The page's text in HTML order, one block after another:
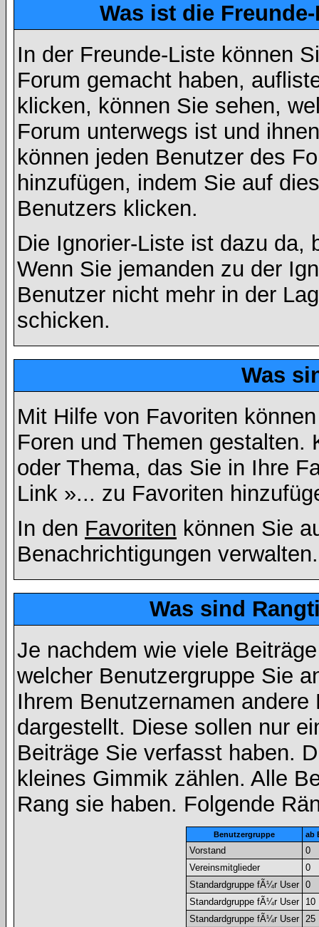
Was ist die
In der Freunde-Liste können
Forum gemacht haben,
klicken, können Sie sehen,
Forum unterwegs ist und
können jeden Benutzer des
hinzufügen, indem Sie auf
Benutzers klicken.
Die Ignorier-Liste ist dazu da,
Wenn Sie jemanden zu der
Benutzer nicht mehr in der
schicken.
Was
Mit Hilfe von Favoriten
Foren und Themen
oder Thema, das Sie in Ihre
Link »... zu Favoriten
In den Favoriten können Sie
Benachrichtigungen verwalten.
Was sind
Je nachdem wie viele
welcher Benutzergruppe Sie
Ihrem Benutzernamen
dargestellt. Diese sollen nur
Beiträge Sie verfasst haben.
kleines Gimmik zählen. Alle
Rang sie haben. Folgende
Benutzergruppe ab
Vorstand
0
Vereinsmitglieder
0
Standardgruppe fÃ¼r User
0
Standardgruppe fÃ¼r User
10
Standardgruppe fÃ¼r User
25